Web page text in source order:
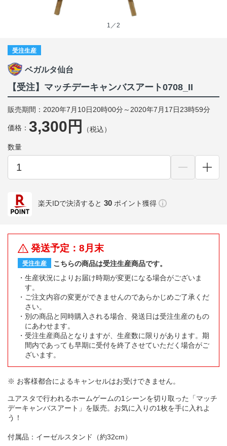
1／2
受注生産
ベガルタ仙台
【受注】マッチデーキャンバスアート0708_II
販売期間：2020年7月10日20時00分～2020年7月17日23時59分
価格： 3,300円 （税込）
数量
楽天IDで決済すると 30 ポイント獲得
発送予定：8月末
受注生産
こちらの商品は受注生産商品です。
生産状況によりお届け時期が変更になる場合がございま
す。
ご注文内容の変更ができませんのであらかじめご了承くだ
さい。
別の商品と同時購入される場合、発送日は受注生産のもの
にあわせます。
受注生産商品となりますが、生産数に限りがあります。期
間内であっても早期に受付を終了させていただく場合がご
ざいます。
※ お客様都合によるキャンセルはお受けできません。
ユアスタで行われるホームゲームの1シーンを切り取った「マッチ
デーキャンバスアート」を販売。お気に入りの1枚を手に入れよ
う！
付属品：イーゼルスタンド（約32cm）